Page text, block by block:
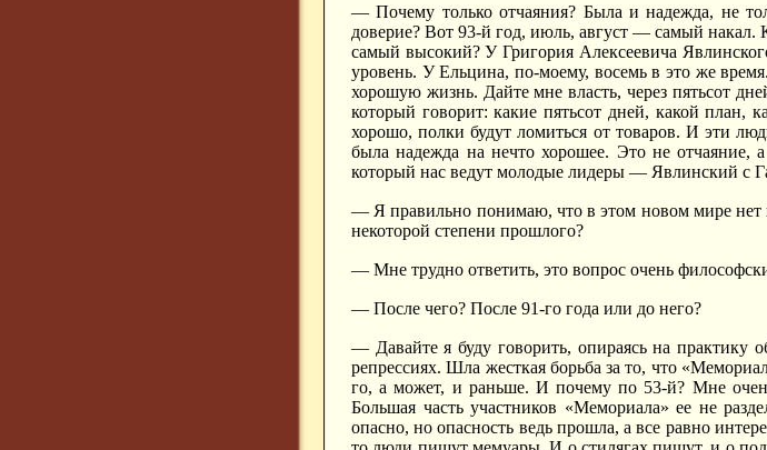
— Почему только отчаяния? Была и надежда, не
доверие? Вот 93-й год, июль, август — самый накал.
самый высокий? У Григория Алексеевича
уровень. У Ельцина, по-моему, восемь в это же
хорошую жизнь. Дайте мне власть, через пятьсот
который говорит: какие пятьсот дней, какой план,
хорошо, полки будут ломиться от товаров. И эти
была надежда на нечто хорошее. Это не
который нас ведут молодые лидеры — Явлинский с
— Я правильно понимаю, что в этом новом мире нет
некоторой степени прошлого?
— Мне трудно ответить, это вопрос очень
— После чего? После 91-го года или до него?
— Давайте я буду говорить, опираясь на
репрессиях. Шла жесткая борьба за то, что
го, а может, и раньше. И почему по 53-й? Мне
Большая часть участников «Мемориала» ее не
опасно, но опасность ведь прошла, а все равно